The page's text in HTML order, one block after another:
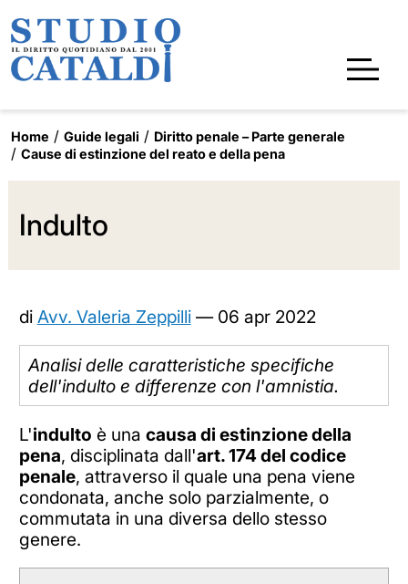
Home Guide legali
Diritto penale – Parte generale
Cause di estinzione del reato e della pena
Indulto
di Avv. Valeria Zeppilli— 06 apr 2022
Analisi delle caratteristiche specifiche
dell'indulto e differenze con l'amnistia.
L'indulto è una causa di estinzione della
pena, disciplinata dall'art. 174 del codice
penale, attraverso il quale una pena viene
condonata, anche solo parzialmente, o
commutata in una diversa dello stesso
genere.